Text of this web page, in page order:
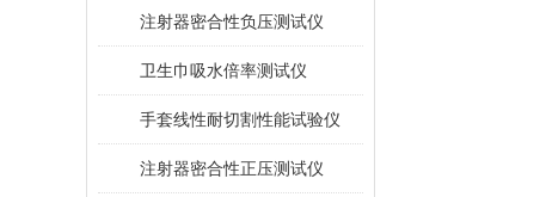
注射器密合性负压测试仪
卫生巾吸水倍率测试仪
手套线性耐切割性能试验仪
注射器密合性正压测试仪